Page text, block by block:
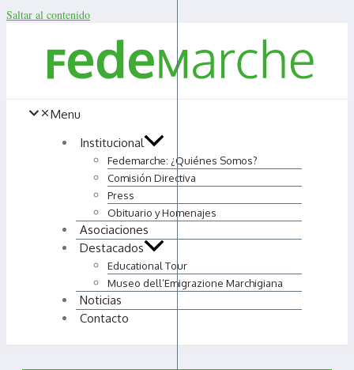
Saltar al contenido
Menu
Institucional
Fedemarche: ¿Quiénes Somos?
Comisión Directiva
Press
Obituario y Homenajes
Asociaciones
Destacados
Educational Tour
Museo dell’Emigrazione Marchigiana
Noticias
Contacto